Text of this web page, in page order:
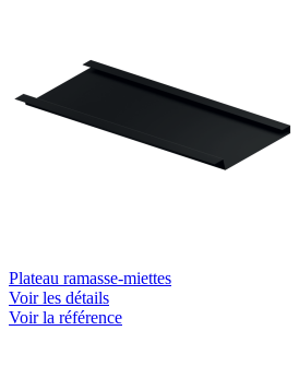
Plateau ramasse-miettes
Voir les détails
Voir la référence